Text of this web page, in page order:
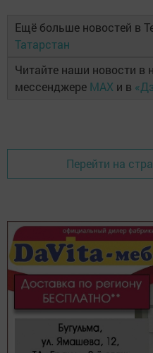
Ещё больше новостей в
Татарстан
Читайте наши новости в
мессенджере MAX и в
Перейти на